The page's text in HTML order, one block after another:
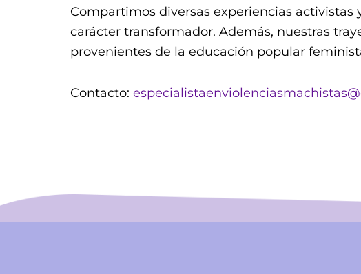
Compartimos diversas experiencias
carácter transformador. Además, nuestras
provenientes de la educación popular
Contacto: